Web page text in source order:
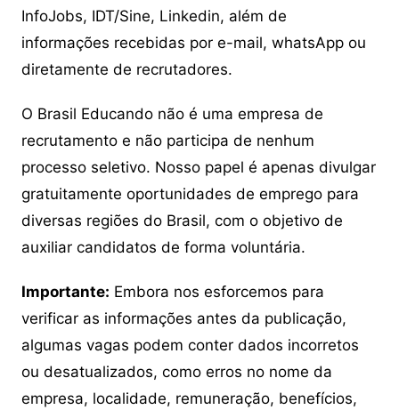
InfoJobs, IDT/Sine, Linkedin, além de
informações recebidas por e-mail, whatsApp ou
diretamente de recrutadores.
O Brasil Educando não é uma empresa de
recrutamento e não participa de nenhum
processo seletivo. Nosso papel é apenas divulgar
gratuitamente oportunidades de emprego para
diversas regiões do Brasil, com o objetivo de
auxiliar candidatos de forma voluntária.
Importante: Embora nos esforcemos para
verificar as informações antes da publicação,
algumas vagas podem conter dados incorretos
ou desatualizados, como erros no nome da
empresa, localidade, remuneração, benefícios,